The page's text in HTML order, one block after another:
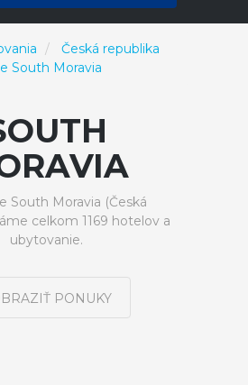
Česká republika
South Moravia
South Moravia (Česká
celkom 1169 hotelov a
ubytovanie.
PONUKY